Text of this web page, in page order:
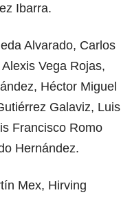
Ibarra.
Alvarado, Carlos
Vega Rojas,
Héctor Miguel
Galaviz, Luis
Francisco Romo
Hernández.
Mex, Hirving